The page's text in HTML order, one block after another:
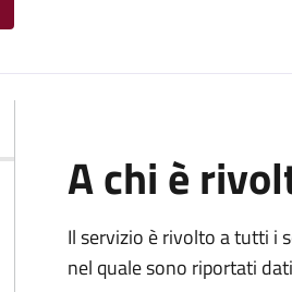
A chi è
Il servizio è rivolto a tutti i
nel quale sono riportati